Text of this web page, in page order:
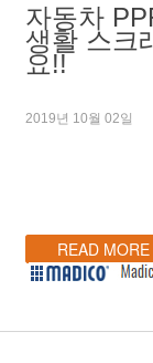
자동차
생활 스크
요!!
2019년 10월 02일
READ MORE